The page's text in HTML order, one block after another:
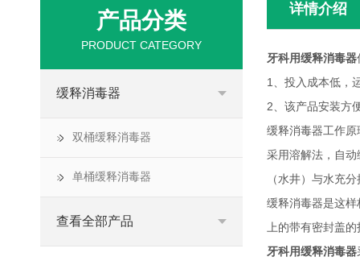
详情介绍
牙科用缓释消毒器
1、投入成本低，
2、该产品安装方
缓释消毒器工作原
采用溶解法，自
（水井）与水充
缓释消毒器是这
上的带有密封盖
牙科用缓释消毒器
产品分类
PRODUCT CATEGORY
缓释消毒器
双桶缓释消毒器
单桶缓释消毒器
查看全部产品